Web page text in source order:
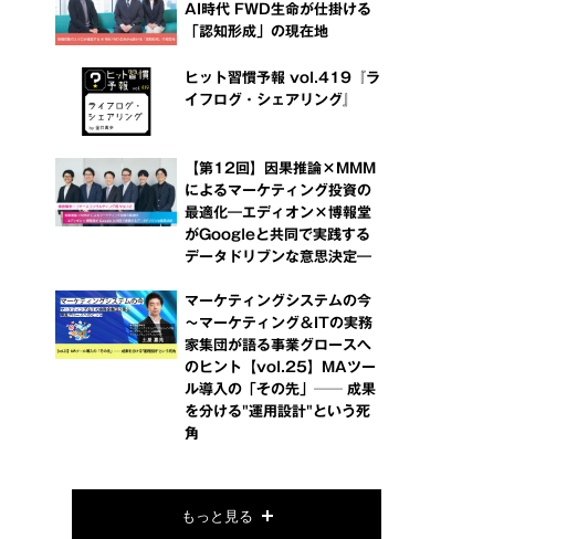
AI時代 FWD生命が仕掛ける
「認知形成」の現在地
ヒット習慣予報 vol.419『ラ
イフログ・シェアリング』
【第12回】因果推論×MMM
によるマーケティング投資の
最適化―エディオン×博報堂
がGoogleと共同で実践する
データドリブンな意思決定―
マーケティングシステムの今
～マーケティング＆ITの実務
家集団が語る事業グロースへ
のヒント【vol.25】MAツー
ル導入の「その先」── 成果
を分ける"運用設計"という死
角
もっと見る